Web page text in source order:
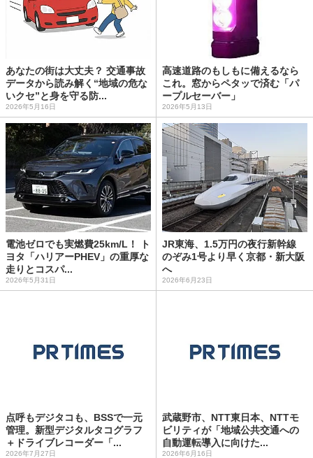
あなたの街は大丈夫？ 交通事故
データから読み解く“地域の危な
いクセ”と身を守る防...
2026年5月16日
高速道路のもしもに備えるなら
これ。窓からペタッで済む「パ
ープルセーバー」
2026年5月13日
電池ゼロでも実燃費25km/L！ ト
ヨタ「ハリアーPHEV」の重厚な
走りとコスパ...
2026年5月31日
JR東海、1.5万円の夜行新幹線
のぞみ1号より早く京都・新大阪
へ
2026年6月23日
点呼もデジタコも、BSSで一元
管理。新型デジタルタコグラフ
＋ドライブレコーダー「...
2026年7月27日
武蔵野市、NTT東日本、NTTモ
ビリティが「地域公共交通への
自動運転導入に向けた...
2026年6月16日